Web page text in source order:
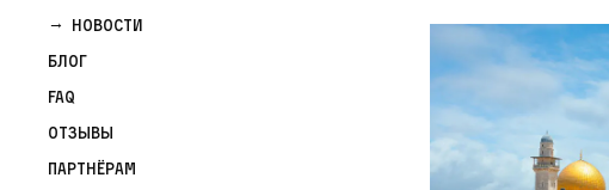
Новости
Блог
FAQ
Отзывы
Партнёрам